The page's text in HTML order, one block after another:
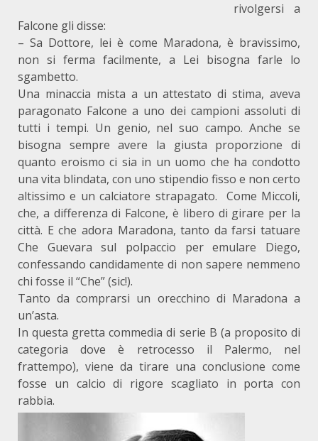
rivolgersi a
Falcone gli disse:
– Sa Dottore, lei è come Maradona, è bravissimo,
non si ferma facilmente, a Lei bisogna farle lo
sgambetto.
Una minaccia mista a un attestato di stima, aveva
paragonato Falcone a uno dei campioni assoluti di
tutti i tempi. Un genio, nel suo campo. Anche se
bisogna sempre avere la giusta proporzione di
quanto eroismo ci sia in un uomo che ha condotto
una vita blindata, con uno stipendio fisso e non certo
altissimo e un calciatore strapagato. Come Miccoli,
che, a differenza di Falcone, è libero di girare per la
città. E che adora Maradona, tanto da farsi tatuare
Che Guevara sul polpaccio per emulare Diego,
confessando candidamente di non sapere nemmeno
chi fosse il “Che” (sic!).
Tanto da comprarsi un orecchino di Maradona a
un’asta.
In questa gretta commedia di serie B (a proposito di
categoria dove è retrocesso il Palermo, nel
frattempo), viene da tirare una conclusione come
fosse un calcio di rigore scagliato in porta con
rabbia.